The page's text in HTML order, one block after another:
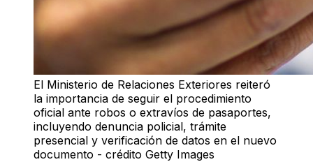
El Ministerio de Relaciones Exteriores reiteró
la importancia de seguir el procedimiento
oficial ante robos o extravíos de pasaportes,
incluyendo denuncia policial, trámite
presencial y verificación de datos en el nuevo
documento - crédito Getty Images